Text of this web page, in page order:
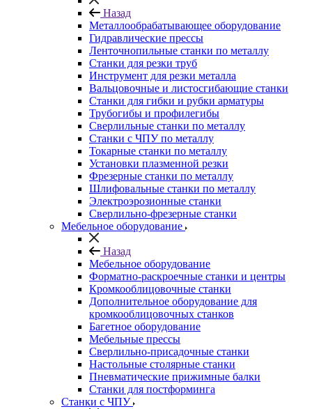
Назад
Металлообрабатывающее оборудование
Гидравлические прессы
Ленточнопильные станки по металлу
Станки для резки труб
Инструмент для резки металла
Вальцовочные и листосгибающие станки
Станки для гибки и рубки арматуры
Трубогибы и профилегибы
Сверлильные станки по металлу
Станки с ЧПУ по металлу
Токарные станки по металлу
Установки плазменной резки
Фрезерные станки по металлу
Шлифовальные станки по металлу
Электроэрозионные станки
Сверлильно-фрезерные станки
Мебельное оборудование
Назад
Мебельное оборудование
Форматно-раскроечные станки и центры
Кромкооблицовочные станки
Дополнительное оборудование для
кромкооблицовочных станков
Багетное оборудование
Мебельные прессы
Сверлильно-присадочные станки
Настольные столярные станки
Пневматические прижимные балки
Станки для постформинга
Станки с ЧПУ